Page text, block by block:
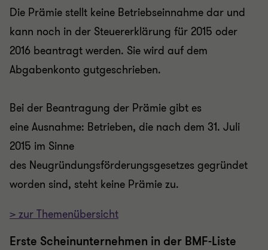
Die Prämie stellt keine Betriebseinnahme dar und
kann noch in der Steuererklärung für 2015 oder
2016 beantragt werden. Sie wird auf dem
Abgabenkonto gutgeschrieben.
Bei der Beantragung der Prämie gibt es
eine Ausnahme: Betrieben, die nach dem 31. Juli
2015 im Sinne
des Neugründungsförderungsgesetzes gegründet
worden sind, steht keine Prämie zu.
> zur Themenübersicht
Erste Scheinunternehmen in der BMF-Liste